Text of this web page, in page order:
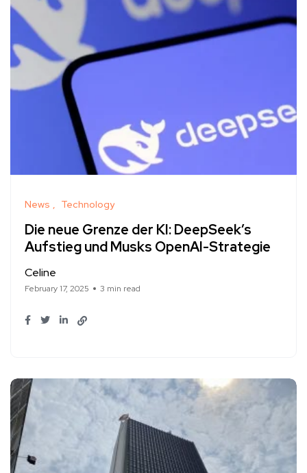
News Technology
Die neue Grenze der KI: DeepSeek’s
Aufstieg und Musks OpenAI-Strategie
Celine
February 17, 2025 3 min read